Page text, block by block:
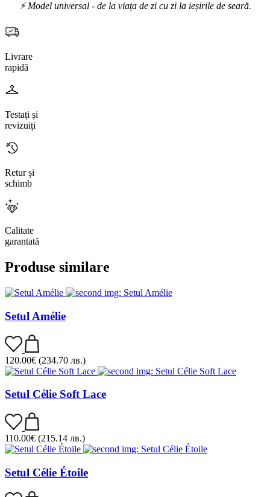
⚡ Model universal - de la viața de zi cu zi la ieșirile de seară.
Livrare
rapidă
Testați și
revizuiți
Retur și
schimb
Calitate
garantată
Produse similare
Setul Amélie
120.00€ (234.70 лв.)
Setul Célie Soft Lace
110.00€ (215.14 лв.)
Setul Célie Étoile